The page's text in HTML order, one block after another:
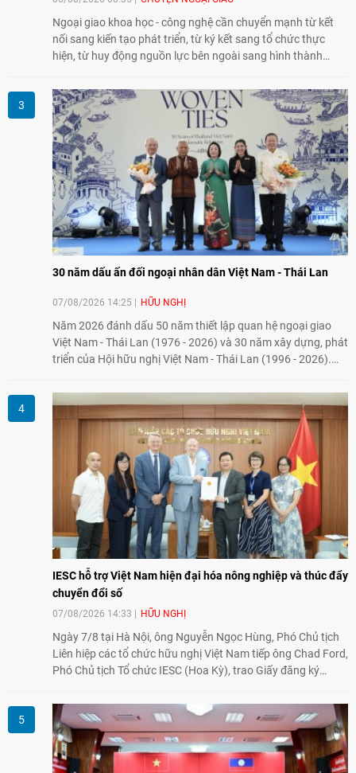
Ngoại giao khoa học - công nghệ cần chuyển mạnh từ kết
nối sang kiến tạo phát triển, từ ký kết sang tổ chức thực
hiện, từ huy động nguồn lực bên ngoài sang hình thành
nghệ, đổi mới sáng tạo và chuyển đổi số trở thành động lực
phát triển đất nước.
30 năm dấu ấn đối ngoại nhân dân Việt Nam - Thái Lan
07/08/2026 14:25 HỮU NGHỊ
Năm 2026 đánh dấu 50 năm thiết lập quan hệ ngoại giao
Việt Nam - Thái Lan (1976 - 2026) và 30 năm xây dựng, phát
triển của Hội hữu nghị Việt Nam - Thái Lan (1996 - 2026).
tình hữu nghị, đồng thời từng bước mở rộng hoạt động từ
giao lưu truyền thống sang kết nối địa phương, doanh
nghiệp, giáo dục, văn hóa và thế hệ trẻ, góp phần tăng
cường sự hiểu biết và hợp tác giữa nhân dân hai nước.
IESC hỗ trợ Việt Nam hiện đại hóa nông nghiệp và thúc đẩy
chuyển đổi số
07/08/2026 14:33 HỮU NGHỊ
Ngày 7/8 tại Hà Nội, ông Nguyễn Ngọc Hùng, Phó Chủ tịch
Liên hiệp các tổ chức hữu nghị Việt Nam tiếp ông Chad Ford,
Phó Chủ tịch Tổ chức IESC (Hoa Kỳ), trao Giấy đăng ký
đổi về định hướng triển khai Dự án "Mở rộng Thương mại
Nông nghiệp và An toàn thực phẩm Hoa Kỳ - Việt Nam",
hướng tới thúc đẩy chuyển đổi số, hiện đại hóa nông nghiệp
và mở rộng hợp tác phát triển giữa hai nước.